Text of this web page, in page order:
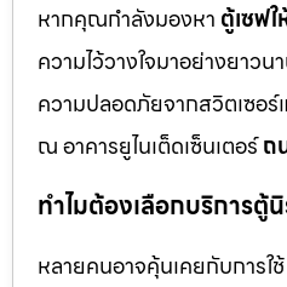
หากคุณกำลังมองหา ตู้เซฟใ
ความไว้วางใจมาอย่างยาว
ความปลอดภัยจากสวิตเซอ
ณ อาคารยูไนเต็ดเซ็นเตอร์ถ
ทำไมต้องเลือกบริการตู้
หลายคนอาจคุ้นเคยกับการใช้